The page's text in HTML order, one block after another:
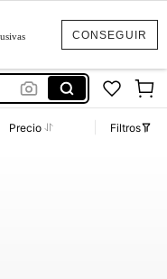
CONSEGUIR
Precio Filtros